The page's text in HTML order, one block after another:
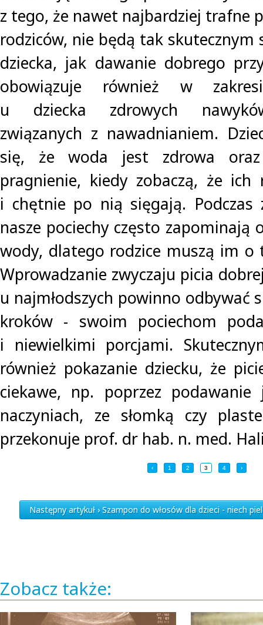
z tego, że nawet najbardziej trafne
rodziców, nie będą tak skutecznym
dziecka, jak dawanie dobrego
obowiązuje również w
u dziecka zdrowych
związanych z nawadnianiem.
się, że woda jest zdrowa oraz
pragnienie, kiedy zobaczą, że ich
i chętnie po nią sięgają. Podczas
nasze pociechy często zapominają
wody, dlatego rodzice muszą im o
Wprowadzanie zwyczaju picia
u najmłodszych powinno odbywać
kroków - swoim pociechom
i niewielkimi porcjami.
również pokazanie dziecku, że
ciekawe, np. poprzez
naczyniach, ze słomką czy
przekonuje prof. dr hab. n. med.
‹ 1 2 3 4 ›
Następny artykuł › Szampon do włosów dla dzieci - niech
Zobacz także: